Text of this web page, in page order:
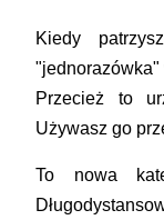
Kiedy
Przecież to
Używasz go
To nowa